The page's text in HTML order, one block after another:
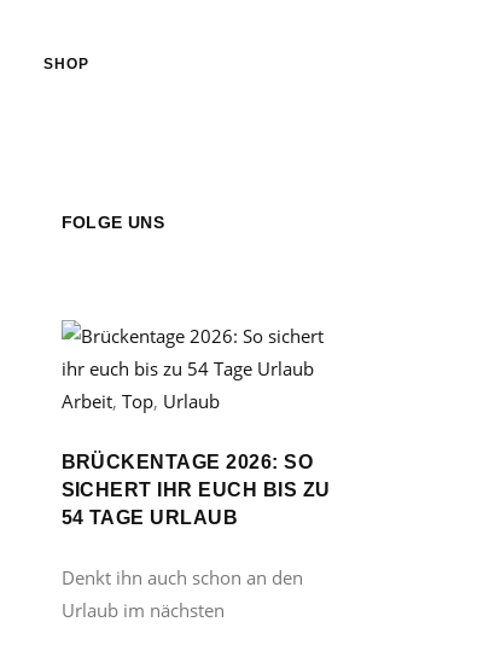
SHOP
FOLGE UNS
Arbeit, Top, Urlaub
BRÜCKENTAGE 2026: SO
SICHERT IHR EUCH BIS ZU
54 TAGE URLAUB
Denkt ihn auch schon an den
Urlaub im nächsten